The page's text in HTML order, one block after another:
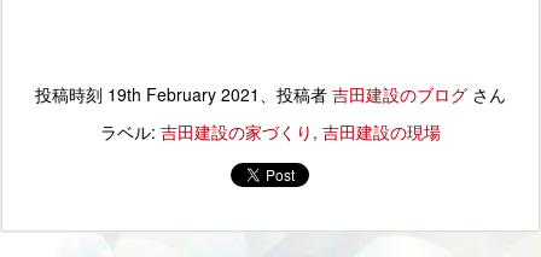
投稿時刻 19th February 2021 、投稿者 吉田建設のブログ さん
ラベル: 吉田建設の家づくり 吉田建設の現場